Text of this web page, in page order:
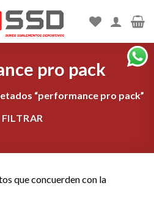
pro pack
“performance pro pack”
FILTRAR
que concuerden con la